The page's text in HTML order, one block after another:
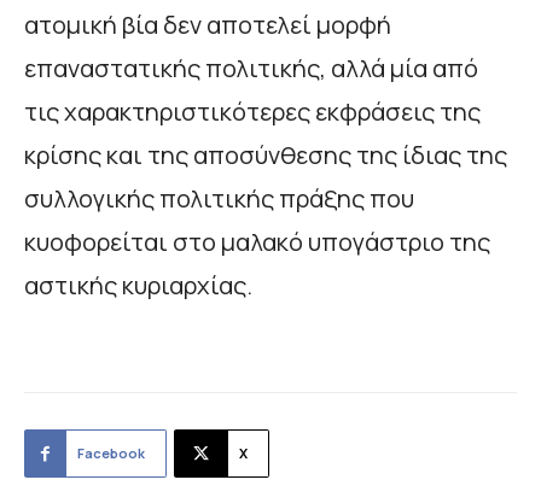
ατομική βία δεν αποτελεί μορφή
επαναστατικής πολιτικής, αλλά μία από
τις χαρακτηριστικότερες εκφράσεις της
κρίσης και της αποσύνθεσης της ίδιας της
συλλογικής πολιτικής πράξης που
κυοφορείται στο μαλακό υπογάστριο της
αστικής κυριαρχίας.
Facebook X